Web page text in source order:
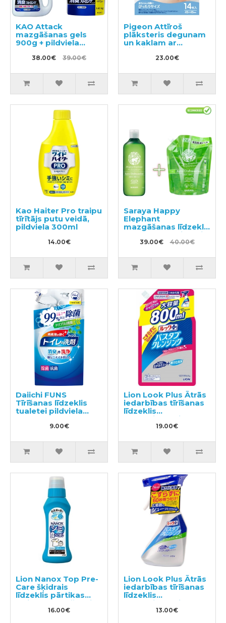
KAO Attack
mazgāšanas gels
900g + pildviela
38.00€ 39.00€
Pigeon Attīroš
plāksteris degunam
un kaklam ar
eikalipta eļļu no 6+
mēnešiem 14gab
23.00€
Kao Haiter Pro traipu
tīrītājs putu veidā,
pildviela 300ml
14.00€
Saraya Happy
Elephant
mazgāšanas līdzeklis
trauku mazgājamai
mašīnai 420ml +
39.00€ 40.00€
Daiichi FUNS
Tīrīšanas līdzeklis
tualetei pildviela
9.00€
Lion Look Plus Ātrās
iedarbības tīrīšanas
līdzeklis
vannasistabai ar
ziepju aromātu,
19.00€
Lion Nanox Top Pre-
Care šķidrais
līdzeklis pārtikas
traipu noņemšanai
no apģērba 160g
16.00€
Lion Look Plus Ātrās
iedarbības tīrīšanas
līdzeklis
vannasistabai ar
citrusaugļu aromātu
13.00€